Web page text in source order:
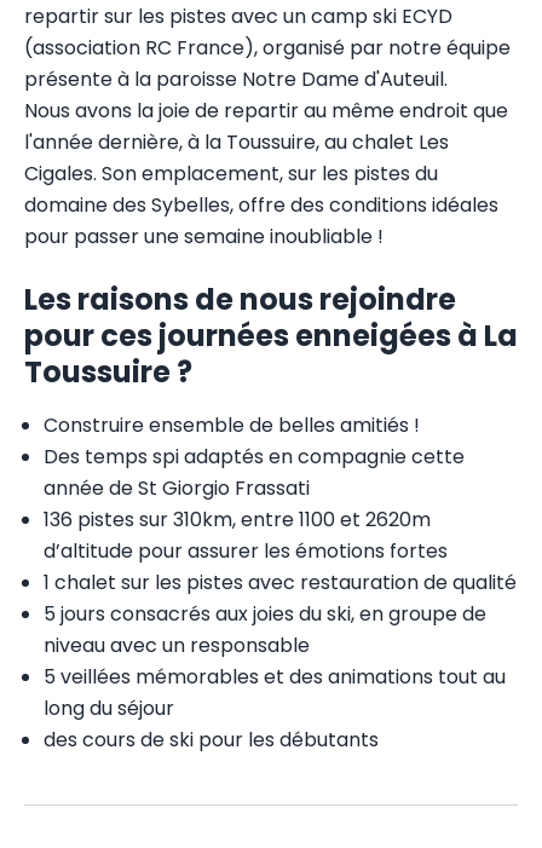
repartir sur les pistes avec un camp ski ECYD
(association RC France), organisé par notre équipe
présente à la paroisse Notre Dame d'Auteuil.
Nous avons la joie de repartir au même endroit que
l'année dernière, à la Toussuire, au chalet Les
Cigales. Son emplacement, sur les pistes du
domaine des Sybelles, offre des conditions idéales
pour passer une semaine inoubliable !
Les raisons de nous rejoindre
pour ces journées enneigées à La
Toussuire ?
Construire ensemble de belles amitiés !
Des temps spi adaptés en compagnie cette
année de St Giorgio Frassati
136 pistes sur 310km, entre 1100 et 2620m
d’altitude pour assurer les émotions fortes
1 chalet sur les pistes avec restauration de qualité
5 jours consacrés aux joies du ski, en groupe de
niveau avec un responsable
5 veillées mémorables et des animations tout au
long du séjour
des cours de ski pour les débutants